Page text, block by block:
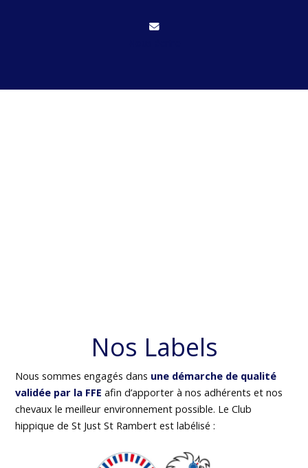
Nos Labels
Nous sommes engagés dans une démarche de qualité
validée par la FFE afin d’apporter à nos adhérents et nos
chevaux le meilleur environnement possible. Le Club
hippique de St Just St Rambert est labélisé :